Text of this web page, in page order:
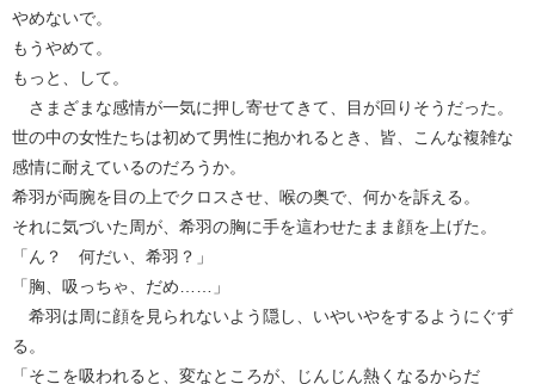
やめないで。
もうやめて。
もっと、して。
さまざまな感情が一気に押し寄せてきて、目が回りそうだった。
世の中の女性たちは初めて男性に抱かれるとき、皆、こんな複雑な
感情に耐えているのだろうか。
希羽が両腕を目の上でクロスさせ、喉の奥で、何かを訴える。
それに気づいた周が、希羽の胸に手を這わせたまま顔を上げた。
「ん？ 何だい、希羽？」
「胸、吸っちゃ、だめ……」
希羽は周に顔を見られないよう隠し、いやいやをするようにぐず
る。
「そこを吸われると、変なところが、じんじん熱くなるからだ